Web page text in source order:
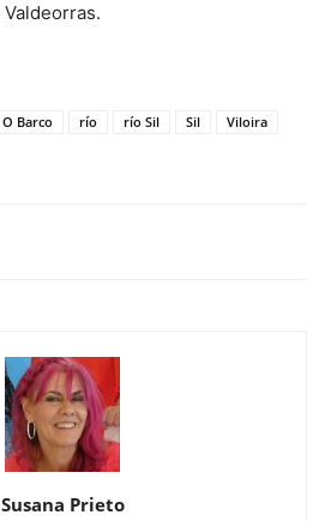
O Barco río río Sil Sil
Viloira
Susana Prieto